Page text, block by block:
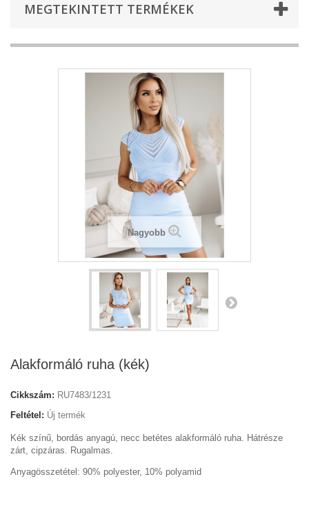
MEGTEKINTETT TERMÉKEK
Nagyobb
Alakformáló ruha (kék)
Cikkszám: RU7483/1231
Feltétel: Új termék
Kék színű, bordás anyagú, necc betétes alakformáló ruha. Hátrésze
zárt, cipzáras. Rugalmas.
Anyagösszetétel: 90% polyester, 10% polyamid